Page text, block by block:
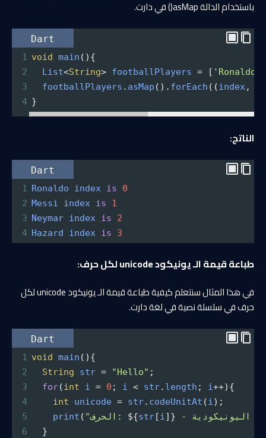
باستخدام الدالة asMap() في دارت.
Dart
1 void main (){
2
List<String> footballPlayers = [ 'Ronaldo'
3
footballPlayers . asMap (). forEach ((index,
4 }
الناتج:
Dart
1 Ronaldo index is
0
2 Messi index is
1
3 Neymar index is
2
4 Hazard index is 3
طباعة قيمة الـ يونيكود unicode لكل حرف:
في هذا المثال سنتعلم كيفية طباعة قيمة الـ يونيكود unicode لكل
حرف في سلسلة نصية في لغة دارت.
Dart
1 void main (){
2
String str = "Hello" ;
3
for(int i = 0 ; i < str. length ; i++){
4
int unicode = str. codeUnitAt (i);
5
print ( "الحرف: ${str [i]}
6
  }